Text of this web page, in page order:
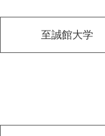
至誠館大学